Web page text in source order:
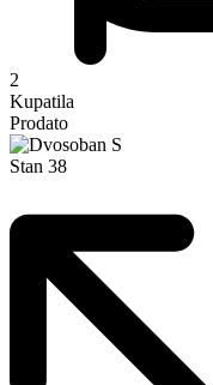
2
Kupatila
Prodato
Stan 38